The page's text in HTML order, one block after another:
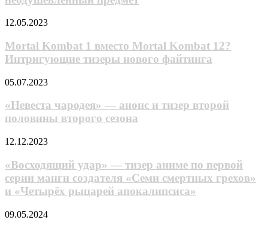
подземельях»
трейлер
и
другие
исекая
перерождением
в
предмет
Mortal
1
вместо
Mortal
12?
тизеры
нового
12.05.2023
Mortal Kombat 1 вместо Mortal Kombat 12?
Интригующие тизеры нового файтинга
«Невеста
—
и
второй
второго
сезона
05.07.2023
«Невеста чародея» — анонс и тизер второй
половины второго сезона
«Восходящий
—
тизер
аниме
по
серии
12.12.2023
«Восходящий удар» — тизер аниме по первой
серии манги создателя «Семи смертных грехов»
и «Четырёх рыцарей апокалипсиса»
«Охотники
09.05.2024